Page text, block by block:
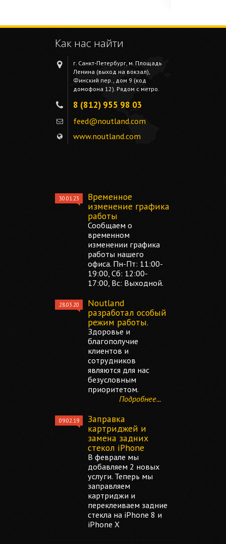
Как нас найти
г. Санкт-Петербург, м. Площадь
Ленина (выход на вокзал),
Финский пер., дом 9 (код
домофона 12). Рядом с метро.
8 (812) 955 98 03
feed@noutland.com
www.noutland.com
30.01.23
Временное
изменение графика
работы
Сообщаем о
временном
изменении графика
работы нашего
офиса. Пн-Пт: 11:00-
19:00, Сб: 12:00-
17:00, Вс: Выходной.
28.03.20
Noutland
разработал особый
режим работы.
Здоровье и
благополучие
клиентов и
сотрудников
являются для нас
безусловным
приоритетом.
Подробнее...
09.02.19
Заправка
картриджей и
замена задних
стекол iPhone
В феврале мы
добавляем 2 новых
услуги. Теперь мы
заправляем
картриджи и
переклеиваем задние
стекла на iPhone 8 и
iPhone X